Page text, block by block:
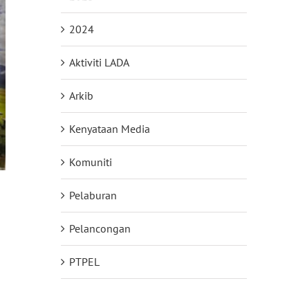
2024
Aktiviti LADA
Arkib
Kenyataan Media
Komuniti
Pelaburan
Pelancongan
PTPEL